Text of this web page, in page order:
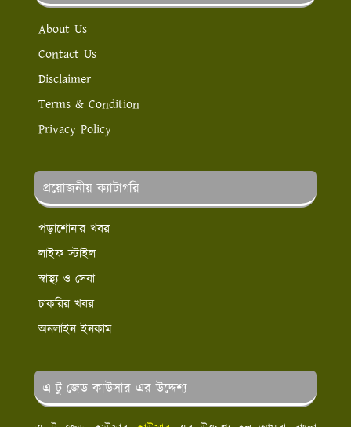
About Us
Contact Us
Disclaimer
Terms & Condition
Privacy Policy
প্রয়োজনীয় ক্যাটাগরি
পড়াশোনার খবর
লাইফ স্টাইল
স্বাস্থ্য ও সেবা
চাকরির খবর
অনলাইন ইনকাম
এ টু জেড কাউসার এর উদ্দেশ্য